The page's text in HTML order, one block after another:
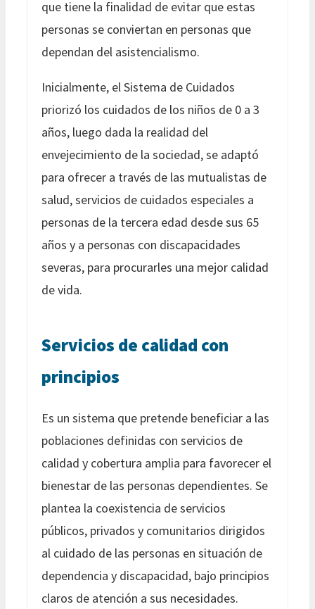
que tiene la finalidad de evitar que estas
personas se conviertan en personas que
dependan del asistencialismo.
Inicialmente, el Sistema de Cuidados
priorizó los cuidados de los niños de 0 a 3
años, luego dada la realidad del
envejecimiento de la sociedad, se adaptó
para ofrecer a través de las mutualistas de
salud, servicios de cuidados especiales a
personas de la tercera edad desde sus 65
años y a personas con discapacidades
severas, para procurarles una mejor calidad
de vida.
Servicios de calidad con
principios
Es un sistema que pretende beneficiar a las
poblaciones definidas con servicios de
calidad y cobertura amplia para favorecer el
bienestar de las personas dependientes. Se
plantea la coexistencia de servicios
públicos, privados y comunitarios dirigidos
al cuidado de las personas en situación de
dependencia y discapacidad, bajo principios
claros de atención a sus necesidades.